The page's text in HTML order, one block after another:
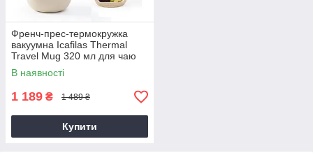
Френч-прес-термокружка
вакуумна Icafilas Thermal
Travel Mug 320 мл для чаю
та кави з металевою колбою
В наявності
1 189 ₴ 1 489 ₴
Купити